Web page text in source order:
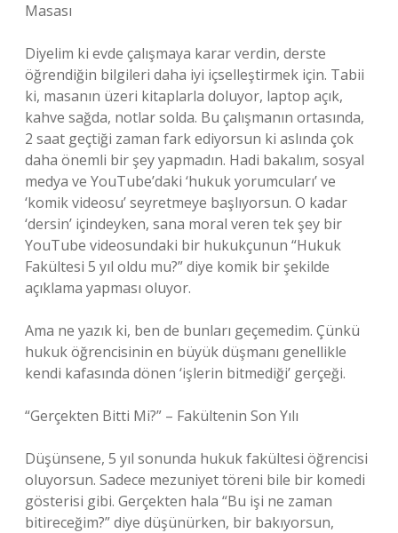
Masası
Diyelim ki evde çalışmaya karar verdin, derste
öğrendiğin bilgileri daha iyi içselleştirmek için. Tabii
ki, masanın üzeri kitaplarla doluyor, laptop açık,
kahve sağda, notlar solda. Bu çalışmanın ortasında,
2 saat geçtiği zaman fark ediyorsun ki aslında çok
daha önemli bir şey yapmadın. Hadi bakalım, sosyal
medya ve YouTube’daki ‘hukuk yorumcuları’ ve
‘komik videosu’ seyretmeye başlıyorsun. O kadar
‘dersin’ içindeyken, sana moral veren tek şey bir
YouTube videosundaki bir hukukçunun “Hukuk
Fakültesi 5 yıl oldu mu?” diye komik bir şekilde
açıklama yapması oluyor.
Ama ne yazık ki, ben de bunları geçemedim. Çünkü
hukuk öğrencisinin en büyük düşmanı genellikle
kendi kafasında dönen ‘işlerin bitmediği’ gerçeği.
“Gerçekten Bitti Mi?” – Fakültenin Son Yılı
Düşünsene, 5 yıl sonunda hukuk fakültesi öğrencisi
oluyorsun. Sadece mezuniyet töreni bile bir komedi
gösterisi gibi. Gerçekten hala “Bu işi ne zaman
bitireceğim?” diye düşünürken, bir bakıyorsun,